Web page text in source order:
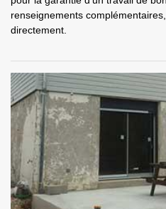
renseignements
directement.